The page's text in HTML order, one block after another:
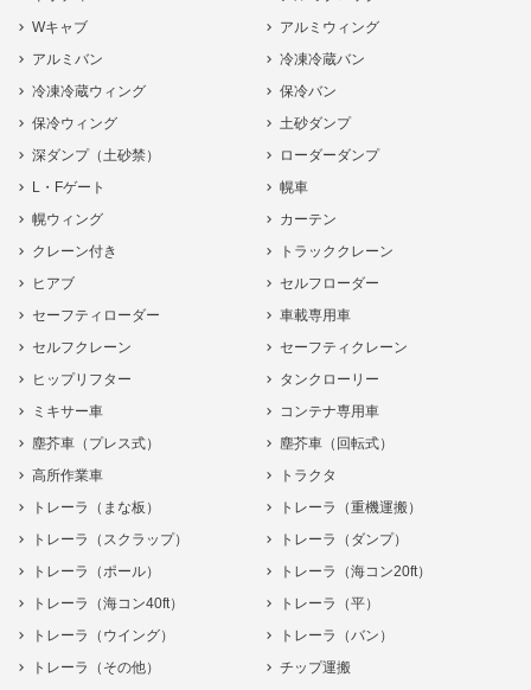
Wキャブ
アルミウィング
アルミバン
冷凍冷蔵バン
冷凍冷蔵ウィング
保冷バン
保冷ウィング
土砂ダンプ
深ダンプ（土砂禁）
ローダーダンプ
L・Fゲート
幌車
幌ウィング
カーテン
クレーン付き
トラッククレーン
ヒアブ
セルフローダー
セーフティローダー
車載専用車
セルフクレーン
セーフティクレーン
ヒップリフター
タンクローリー
ミキサー車
コンテナ専用車
塵芥車（プレス式）
塵芥車（回転式）
高所作業車
トラクタ
トレーラ（まな板）
トレーラ（重機運搬）
トレーラ（スクラップ）
トレーラ（ダンプ）
トレーラ（ポール）
トレーラ（海コン20ft）
トレーラ（海コン40ft）
トレーラ（平）
トレーラ（ウイング）
トレーラ（バン）
トレーラ（その他）
チップ運搬